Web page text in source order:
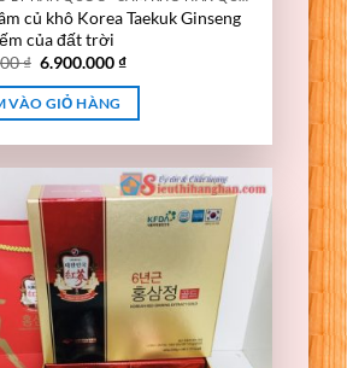
củ khô Korea Taekuk Ginseng
của đất trời
₫ 6.900.000₫
VÀO GIỎ HÀNG